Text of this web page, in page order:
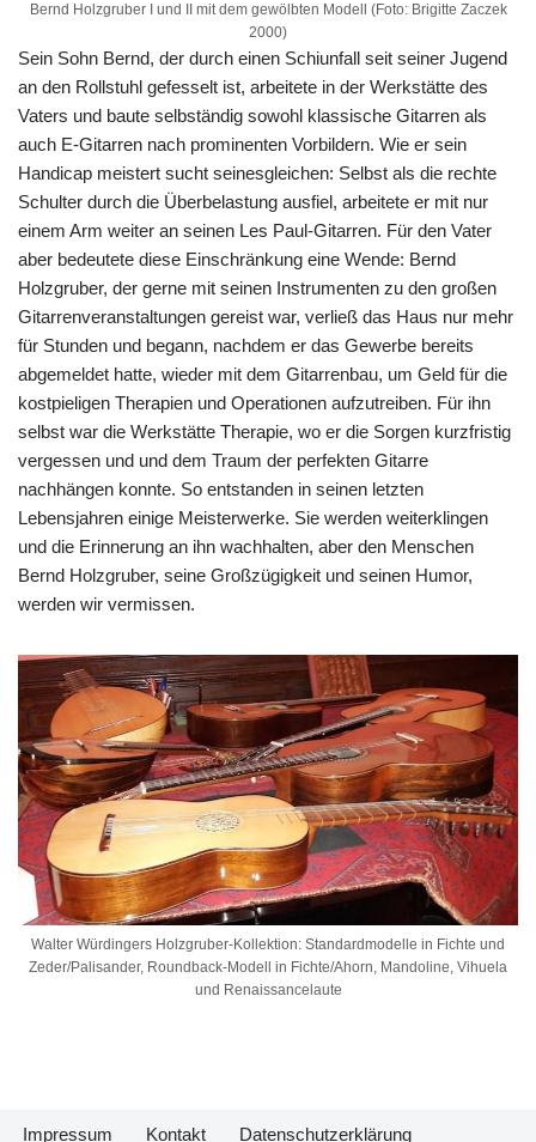
Bernd Holzgruber I und II mit dem gewölbten Modell (Foto: Brigitte Zaczek
2000)
Sein Sohn Bernd, der durch einen Schiunfall seit seiner Jugend
an den Rollstuhl gefesselt ist, arbeitete in der Werkstätte des
Vaters und baute selbständig sowohl klassische Gitarren als
auch E-Gitarren nach prominenten Vorbildern. Wie er sein
Handicap meistert sucht seinesgleichen: Selbst als die rechte
Schulter durch die Überbelastung ausfiel, arbeitete er mit nur
einem Arm weiter an seinen Les Paul-Gitarren. Für den Vater
aber bedeutete diese Einschränkung eine Wende: Bernd
Holzgruber, der gerne mit seinen Instrumenten zu den großen
Gitarrenveranstaltungen gereist war, verließ das Haus nur mehr
für Stunden und begann, nachdem er das Gewerbe bereits
abgemeldet hatte, wieder mit dem Gitarrenbau, um Geld für die
kostpieligen Therapien und Operationen aufzutreiben. Für ihn
selbst war die Werkstätte Therapie, wo er die Sorgen kurzfristig
vergessen und und dem Traum der perfekten Gitarre
nachhängen konnte. So entstanden in seinen letzten
Lebensjahren einige Meisterwerke. Sie werden weiterklingen
und die Erinnerung an ihn wachhalten, aber den Menschen
Bernd Holzgruber, seine Großzügigkeit und seinen Humor,
werden wir vermissen.
Walter Würdingers Holzgruber-Kollektion: Standardmodelle in Fichte und
Zeder/Palisander, Roundback-Modell in Fichte/Ahorn, Mandoline, Vihuela
und Renaissancelaute
Impressum Kontakt Datenschutzerklärung